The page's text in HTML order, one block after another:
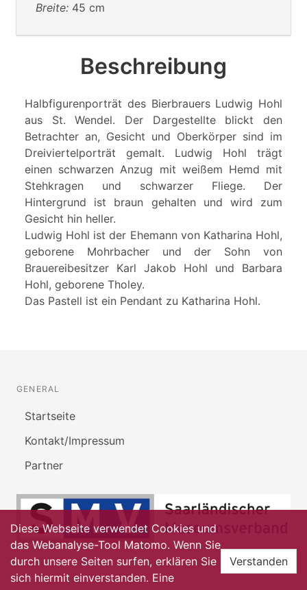
Breite: 45 cm
Beschreibung
Halbfigurenporträt des Bierbrauers Ludwig Hohl
aus St. Wendel. Der Dargestellte blickt den
Betrachter an, Gesicht und Oberkörper sind im
Dreiviertelporträt gemalt. Ludwig Hohl trägt
einen schwarzen Anzug mit weißem Hemd mit
Stehkragen und schwarzer Fliege. Der
Hintergrund ist braun gehalten und wird zum
Gesicht hin heller.
Ludwig Hohl ist der Ehemann von Katharina Hohl,
geborene Mohrbacher und der Sohn von
Brauereibesitzer Karl Jakob Hohl und Barbara
Hohl, geborene Tholey.
Das Pastell ist ein Pendant zu Katharina Hohl.
GENERAL
Startseite
Kontakt/Impressum
Partner
Diese Webseite verwendet Cookies und
das Webanalyse-Tool Matomo. Wenn Sie
durch unsere Seiten surfen, erklären Sie
sich hiermit einverstanden. Eine
Verstanden